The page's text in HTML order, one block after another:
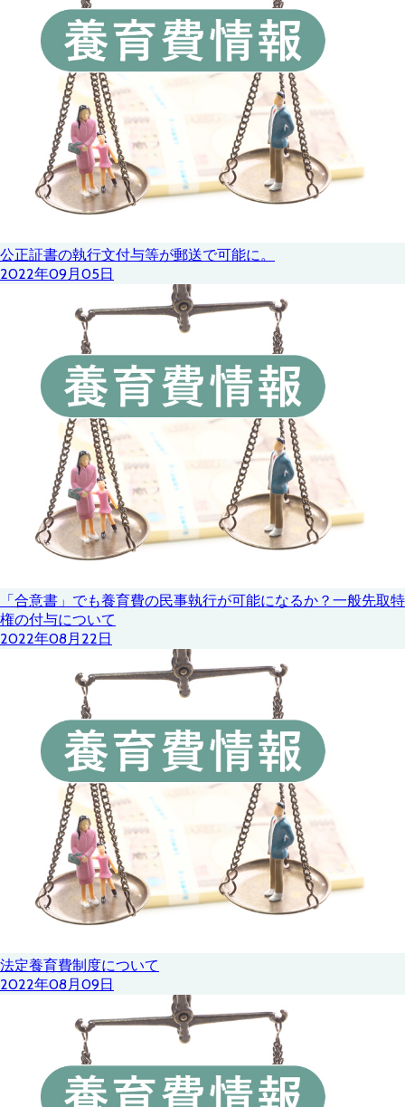
公正証書の執行文付与等が郵送で可能に。
2022年09月05日
「合意書」でも養育費の民事執行が可能になるか？一般先取特
権の付与について
2022年08月22日
法定養育費制度について
2022年08月09日